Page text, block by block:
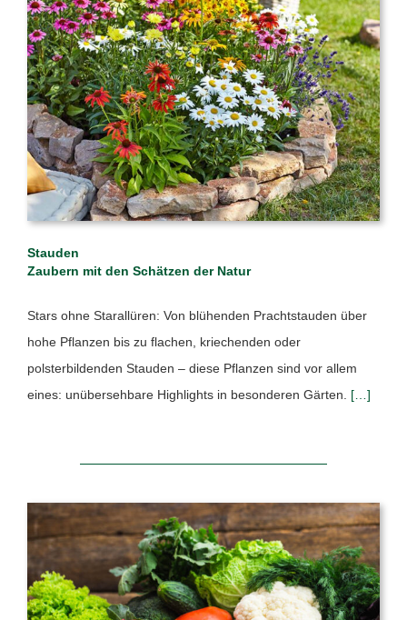
Stauden
Zaubern mit den Schätzen der Natur
Stars ohne Starallüren: Von blühenden Prachtstauden über
hohe Pflanzen bis zu flachen, kriechenden oder
polsterbildenden Stauden – diese Pflanzen sind vor allem
eines: unübersehbare Highlights in besonderen Gärten. […]